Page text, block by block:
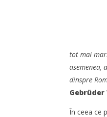
tot mai
asemenea,
dinspre
Gebrüder
În ceea ce